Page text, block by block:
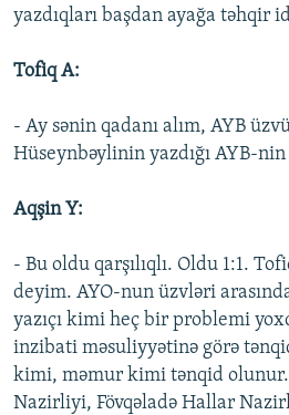
yazdıqları başdan ayağa təhqir
Tofiq A:
- Ay sənin qadanı alım, AYB
Hüseynbəylinin yazdığı AYB-
Aqşin Y:
- Bu oldu qarşılıqlı. Oldu 1:1.
deyim. AYO-nun üzvləri
yazıçı kimi heç bir problemi
inzibati məsuliyyətinə görə
kimi, məmur kimi tənqid
Nazirliyi, Fövqəladə Hallar